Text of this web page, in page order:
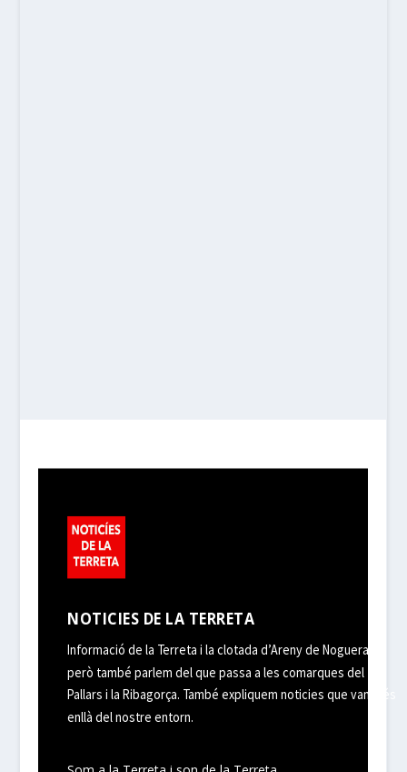
NOTICIES DE LA TERRETA
Informació de la Terreta i la clotada d’Areny de Noguera,
però també parlem del que passa a les comarques del
Pallars i la Ribagorça. També expliquem noticies que van més
enllà del nostre entorn.